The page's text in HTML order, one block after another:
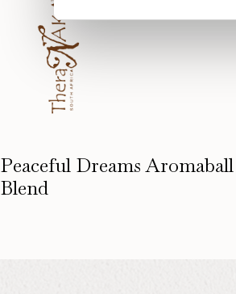
Peaceful Dreams Aromaball
Blend